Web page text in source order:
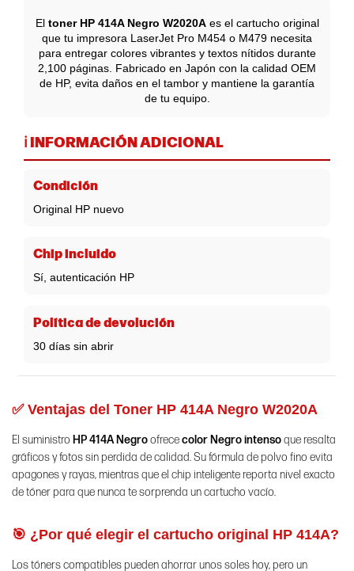
El toner HP 414A Negro W2020Aes el cartucho original
que tu impresora LaserJet Pro M454 o M479 necesita
para entregar colores vibrantes y textos nítidos durante
2,100 páginas. Fabricado en Japón con la calidad OEM
de HP, evita daños en el tambor y mantiene la garantía
de tu equipo.
ℹ️ INFORMACIÓN ADICIONAL
Condición
Original HP nuevo
Chip incluido
Sí, autenticación HP
Política de devolución
30 días sin abrir
✅ Ventajas del Toner HP 414A Negro W2020A
El suministro HP 414A Negroofrececolor Negro intensoque resalta
gráficos y fotos sin perdida de calidad. Su fórmula de polvo fino evita
apagones y rayas, mientras que el chip inteligente reporta nivel exacto
de tóner para que nunca te sorprenda un cartucho vacío.
🎯 ¿Por qué elegir el cartucho original HP 414A?
Los tóners compatibles pueden ahorrar unos soles hoy, pero un